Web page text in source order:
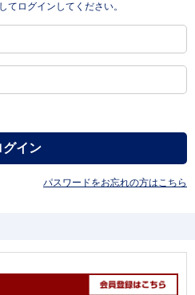
てログインしてください。
パスワードをお忘れの方はこちら